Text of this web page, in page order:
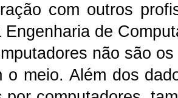
com outros
Engenharia de
não são
o meio. Além dos